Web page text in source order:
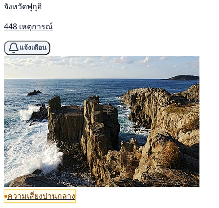
จังหวัดฟุกุอิ
448 เหตุการณ์
แจ้งเตือน
ความเสี่ยงปานกลาง